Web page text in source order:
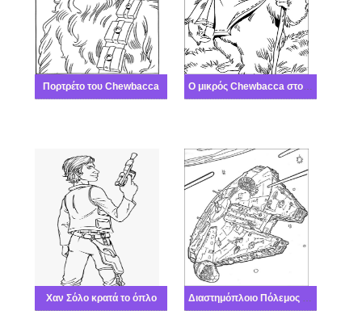
Πορτρέτο του Chewbacca Ο μικρός Chewbacca στο Πόλεμος των άστρων
Χαν Σόλο κρατά το όπλο Διαστημόπλοιο Πόλεμος των άστρων